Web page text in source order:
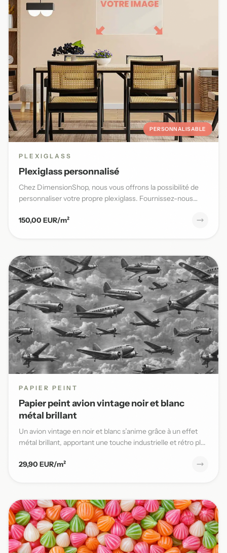
PERSONNALISABLE
PLEXIGLASS
Plexiglass personnalisé
Chez DimensionShop, nous vous offrons la possibilité de
personnaliser votre propre plexiglass. Fournissez-nous
150,00 EUR/m²
PAPIER PEINT
Papier peint avion vintage noir et blanc
métal brillant
Un avion vintage en noir et blanc s’anime grâce à un effet
métal brillant, apportant une touche industrielle et rétro pl...
29,90 EUR/m²